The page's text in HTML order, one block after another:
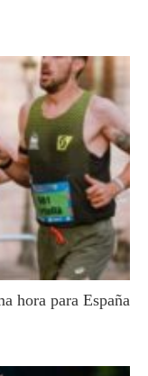
hora para España